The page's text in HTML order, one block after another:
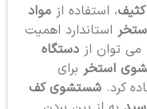
، استفاده از مواد
استاندارد اهمیت
می توان از دستگاه
استخربرای
کرد. شستشوی کف